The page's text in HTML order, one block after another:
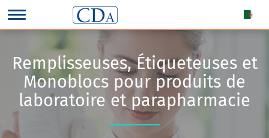
Remplisseuses, Étiqueteuses et
Monoblocs pour produits de
laboratoire et parapharmacie